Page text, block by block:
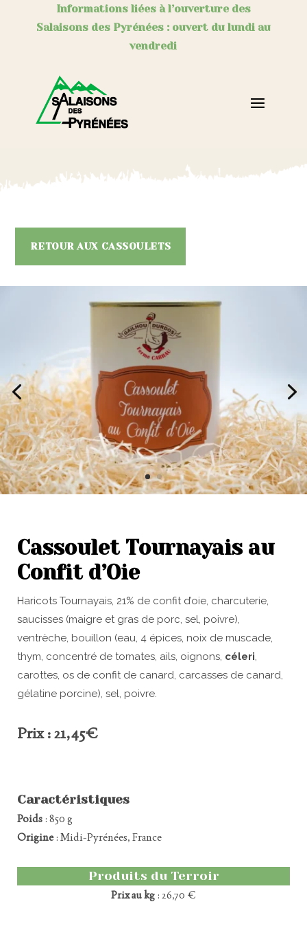
Informations liées à l’ouverture des
Salaisons des Pyrénées : ouvert du lundi au
vendredi
RETOUR AUX CASSOULETS
Cassoulet Tournayais au
Confit d’Oie
Haricots Tournayais, 21% de confit d’oie, charcuterie,
saucisses (maigre et gras de porc, sel, poivre),
ventrèche, bouillon (eau, 4 épices, noix de muscade,
thym, concentré de tomates, ails, oignons, céleri,
carottes, os de confit de canard, carcasses de canard,
gélatine porcine), sel, poivre.
Prix : 21,45€
Caractéristiques
Poids : 850 g
Origine: Midi-Pyrénées, France
Produits du Terroir
Prix au kg : 26,70 €